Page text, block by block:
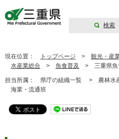
検索
現在位置： トップページ > 観光・産
水産業総合 > 魚食普及 > 三重県魚
担当所属： 県庁の組織一覧 > 農林
海業・流通班